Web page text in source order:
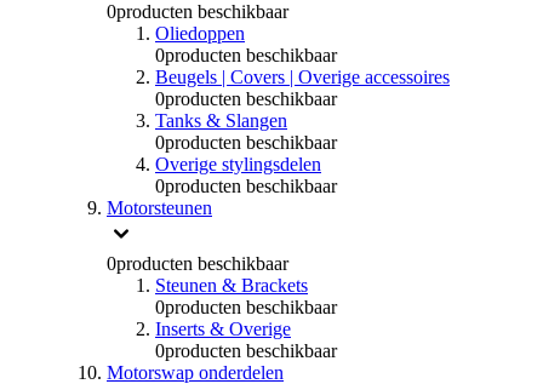
0producten beschikbaar
Oliedoppen
0producten beschikbaar
Beugels | Covers | Overige accessoires
0producten beschikbaar
Tanks & Slangen
0producten beschikbaar
Overige stylingsdelen
0producten beschikbaar
Motorsteunen
0producten beschikbaar
Steunen & Brackets
0producten beschikbaar
Inserts & Overige
0producten beschikbaar
Motorswap onderdelen